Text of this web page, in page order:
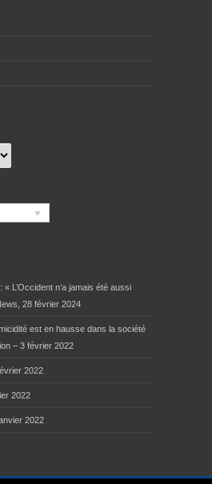
L’Occident n’a jamais été aussi
28 février 2024
est en hausse dans la société
– 3 février 2022
2022
2022
2022